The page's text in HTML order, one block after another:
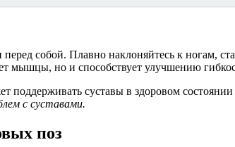
собой. Плавно наклоняйтесь к ногам,
мышцы, но и способствует улучшению
поддерживать суставы в здоровом
с суставами.
поз